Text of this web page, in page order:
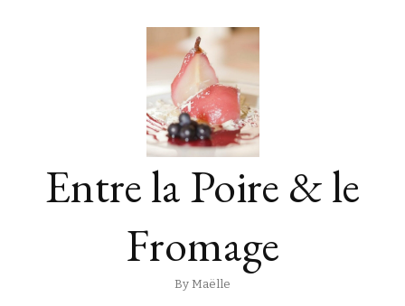
Entre la Poire & le
Fromage
By Maëlle